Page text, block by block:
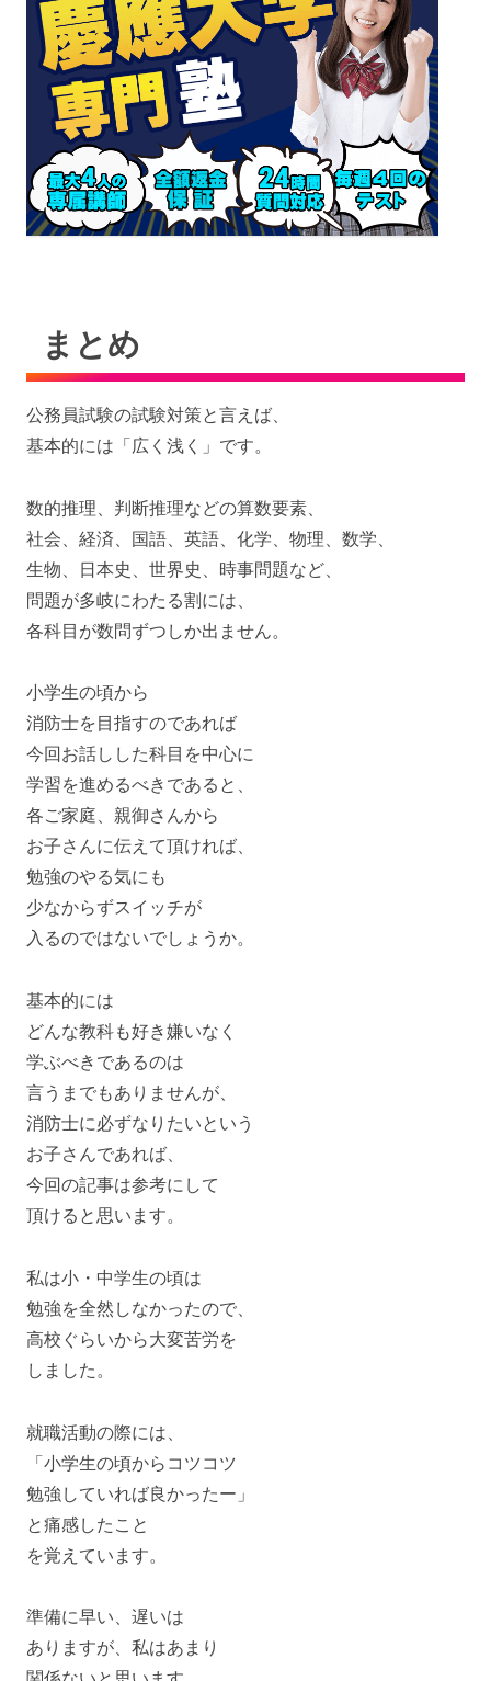
まとめ
公務員試験の試験対策と言えば、
基本的には「広く浅く」です。
数的推理、判断推理などの算数要素、
社会、経済、国語、英語、化学、物理、数学、
生物、日本史、世界史、時事問題など、
問題が多岐にわたる割には、
各科目が数問ずつしか出ません。
小学生の頃から
消防士を目指すのであれば
今回お話しした科目を中心に
学習を進めるべきであると、
各ご家庭、親御さんから
お子さんに伝えて頂ければ、
勉強のやる気にも
少なからずスイッチが
入るのではないでしょうか。
基本的には
どんな教科も好き嫌いなく
学ぶべきであるのは
言うまでもありませんが、
消防士に必ずなりたいという
お子さんであれば、
今回の記事は参考にして
頂けると思います。
私は小・中学生の頃は
勉強を全然しなかったので、
高校ぐらいから大変苦労を
しました。
就職活動の際には、
「小学生の頃からコツコツ
勉強していれば良かったー」
と痛感したこと
を覚えています。
準備に早い、遅いは
ありますが、私はあまり